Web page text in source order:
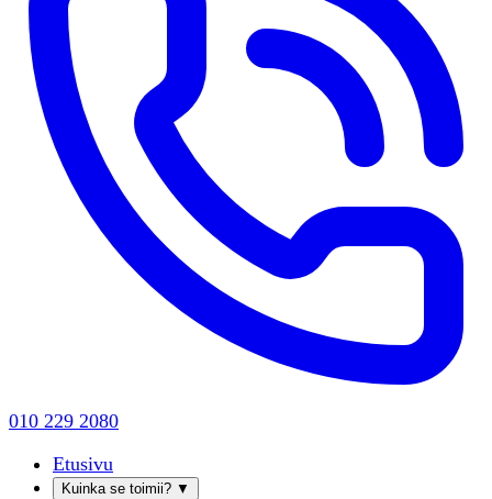
010 229 2080
Etusivu
Kuinka se toimii? ▼